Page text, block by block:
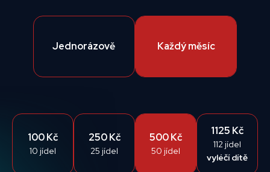
Jednorázově Každý měsíc
100 Kč
10 jídel
250 Kč
25 jídel
500 Kč
50 jídel
1125 Kč
112 jídel
vyléčí dítě